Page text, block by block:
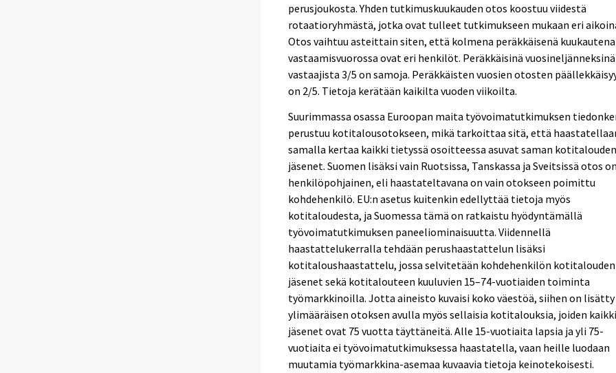
perusjoukosta. Yhden tutkimuskuukauden otos koostuu viidestä
rotaatioryhmästä, jotka ovat tulleet tutkimukseen mukaan eri
Otos vaihtuu asteittain siten, että kolmena peräkkäisenä kuukautena
vastaamisvuorossa ovat eri henkilöt. Peräkkäisinä vuosineljänneksinä
vastaajista 3/5 on samoja. Peräkkäisten vuosien otosten
on 2/5. Tietoja kerätään kaikilta vuoden viikoilta.
Suurimmassa osassa Euroopan maita työvoimatutkimuksen
perustuu kotitalousotokseen, mikä tarkoittaa sitä, että
samalla kertaa kaikki tietyssä osoitteessa asuvat saman kotitalouden
jäsenet. Suomen lisäksi vain Ruotsissa, Tanskassa ja Sveitsissä otos on
henkilöpohjainen, eli haastateltavana on vain otokseen poimittu
kohdehenkilö. EU:n asetus kuitenkin edellyttää tietoja myös
kotitaloudesta, ja Suomessa tämä on ratkaistu hyödyntämällä
työvoimatutkimuksen paneeliominaisuutta. Viidennellä
haastattelukerralla tehdään perushaastattelun lisäksi
kotitaloushaastattelu, jossa selvitetään kohdehenkilön kotitalouden
jäsenet sekä kotitalouteen kuuluvien 15–74-vuotiaiden toiminta
työmarkkinoilla. Jotta aineisto kuvaisi koko väestöä, siihen on lisätty
ylimääräisen otoksen avulla myös sellaisia kotitalouksia, joiden kaikki
jäsenet ovat 75 vuotta täyttäneitä. Alle 15-vuotiaita lapsia ja yli 75-
vuotiaita ei työvoimatutkimuksessa haastatella, vaan heille luodaan
muutamia työmarkkina-asemaa kuvaavia tietoja keinotekoisesti.